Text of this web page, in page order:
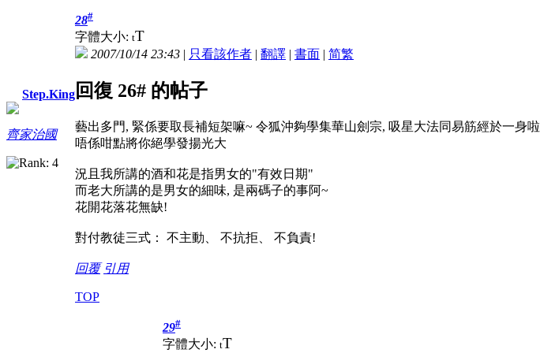
Step.King
齊家治國
28#
字體大小: tT
2007/10/14 23:43 | 只看該作者 | 翻譯 | 書面 | 简繁
回復 26# 的帖子
藝出多門, 緊係要取長補短架嘛~ 令狐沖夠學集華山劍宗, 吸星大法同易筋經於一身啦
唔係咁點將你絕學發揚光大
況且我所講的酒和花是指男女的"有效日期"
而老大所講的是男女的細味, 是兩碼子的事阿~
花開花落花無缺!
對付教徒三式： 不主動、 不抗拒、 不負責!
回覆 引用
TOP
29#
字體大小: tT